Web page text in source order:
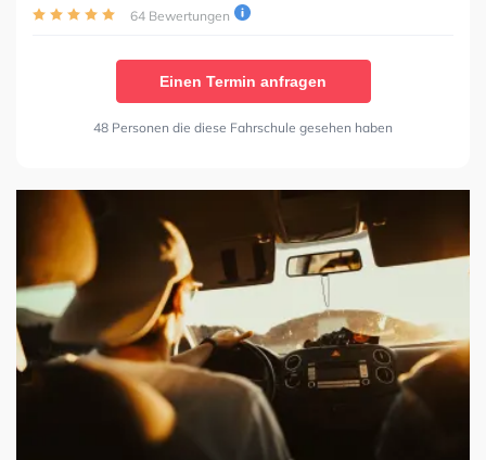
64 Bewertungen
Einen Termin anfragen
48 Personen die diese Fahrschule gesehen haben